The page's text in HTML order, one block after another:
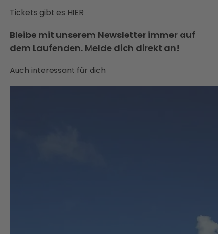
Tickets gibt es HIER
Bleibe mit unserem Newsletter immer auf
dem Laufenden. Melde dich direkt an!
Auch interessant für dich